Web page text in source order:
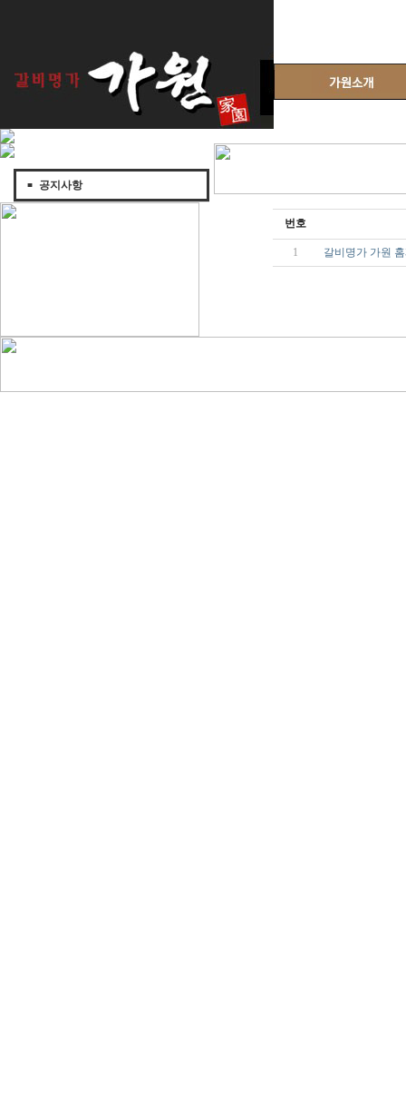
공지사항
번호
1 갈비명가 가원